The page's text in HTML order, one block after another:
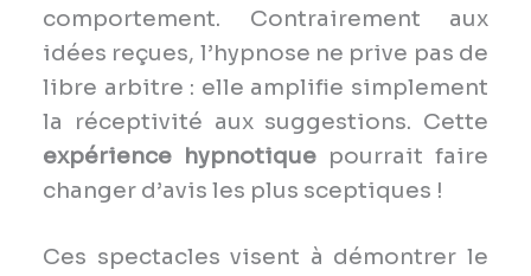
comportement. Contrairement aux
idées reçues, l’hypnose ne prive pas de
libre arbitre : elle amplifie simplement
la réceptivité aux suggestions. Cette
expérience hypnotique pourrait faire
changer d’avis les plus sceptiques !
Ces spectacles visent à démontrer le